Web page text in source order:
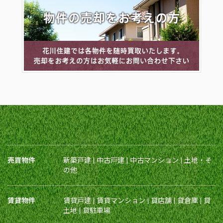
売買物件 新築戸建|中古戸建|中古マンション|土地・そ
の他
賃貸物件 賃貸戸建|賃貸マンション|貸店舗|貸倉庫|貸
土地|貸駐車場